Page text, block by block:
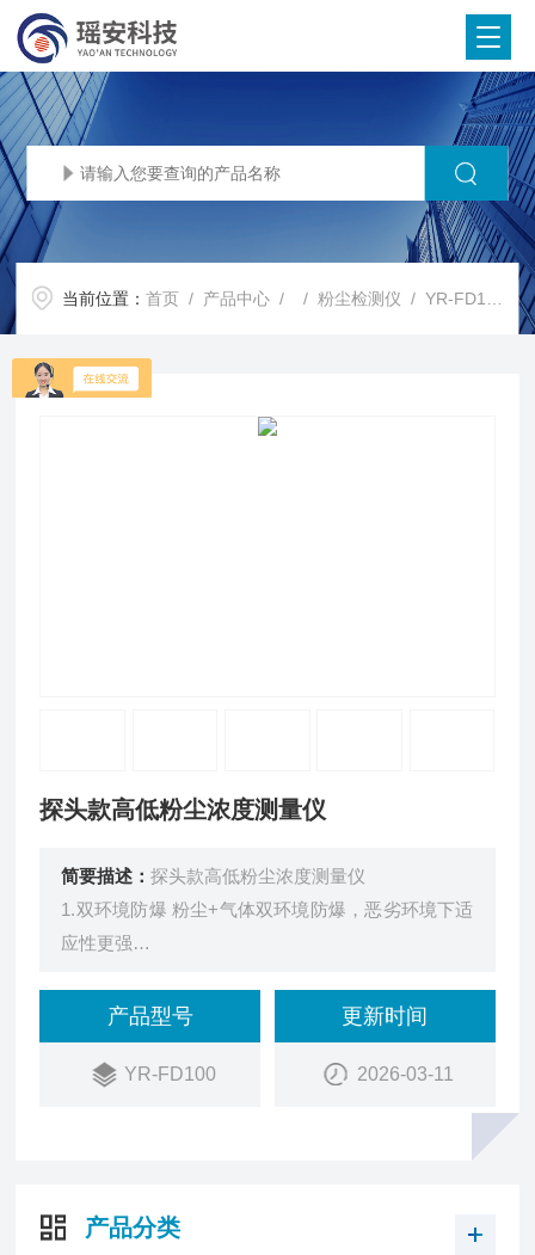
当前位置：首页 / 产品中心 / /粉尘检测仪 / YR-FD100探头款高低粉尘浓度测量仪
探头款高低粉尘浓度测量仪
简要描述：探头款高低粉尘浓度测量仪
1.双环境防爆 粉尘+气体双环境防爆，恶劣环境下适
应性更强
3.抗干扰能力好工业级传感器,适应恶劣环境能力强,
使用寿命长
4.检测准确性高激光防衰减技术、高可靠抽气系统,
敏
6.红外遥控操作免开盖远距离调试设备、修改参数,
产品型号
YR-FD100
更新时间
2026-03-11
产品分类